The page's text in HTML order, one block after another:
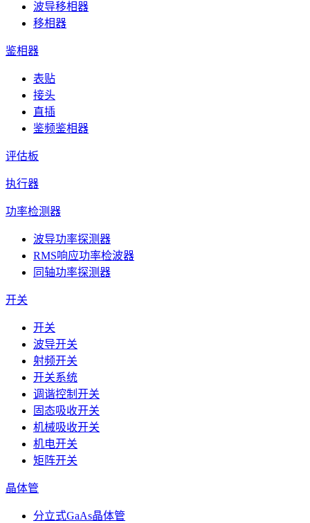
波导移相器
移相器
鉴相器
表贴
接头
直插
鉴频鉴相器
评估板
执行器
功率检测器
波导功率探测器
RMS响应功率检波器
同轴功率探测器
开关
开关
波导开关
射频开关
开关系统
调谐控制开关
固态吸收开关
机械吸收开关
机电开关
矩阵开关
晶体管
分立式GaAs晶体管